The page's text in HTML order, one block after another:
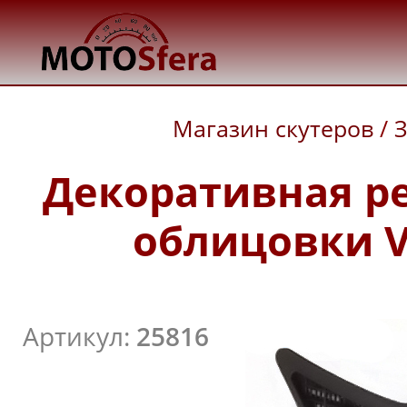
Магазин скутеров /
Декоративная
облицовки
Артикул: 25816